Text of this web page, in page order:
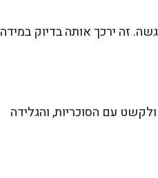
פשוט הוציאו אותה מהמקפיא 5-10 דקות לפני ההגשה. זה ירכך אותה בדיוק במידה
עם הסוכריות, והגלידה